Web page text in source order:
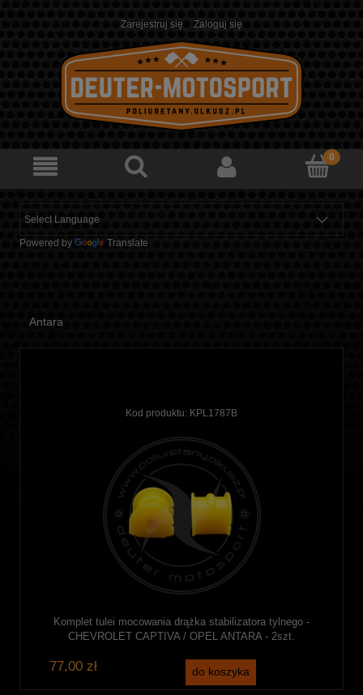
Zarejestruj się Zaloguj się
Powered by Translate
Antara
Kod produktu: KPL1787B
Komplet tulei mocowania drążka stabilizatora tylnego -
CHEVROLET CAPTIVA / OPEL ANTARA - 2szt.
77,00 zł do koszyka